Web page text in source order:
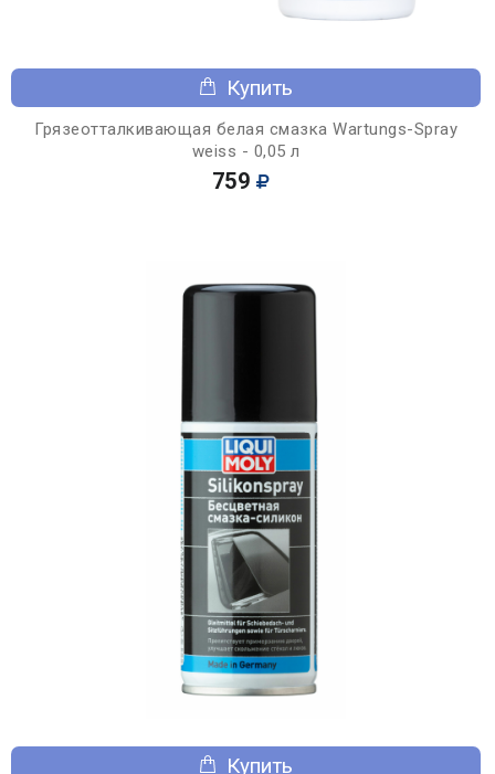
Купить
Грязеотталкивающая белая смазка Wartungs-Spray
weiss - 0,05 л
759
Купить